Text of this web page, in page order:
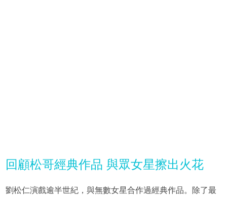
回顧松哥經典作品 與眾女星擦出火花
劉松仁演戲逾半世紀，與無數女星合作過經典作品。除了最